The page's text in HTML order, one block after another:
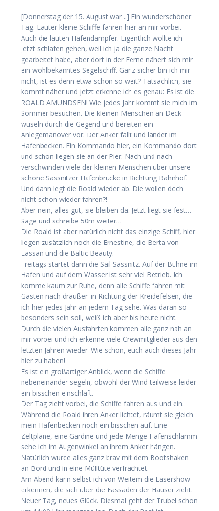
[Donnerstag der 15. August war ..] Ein wunderschöner
Tag. Lauter kleine Schiffe fahren hier an mir vorbei.
Auch die lauten Hafendampfer. Eigentlich wollte ich
jetzt schlafen gehen, weil ich ja die ganze Nacht
gearbeitet habe, aber dort in der Ferne nähert sich mir
ein wohlbekanntes Segelschiff. Ganz sicher bin ich mir
nicht, ist es denn etwa schon so weit? Tatsächlich, sie
kommt näher und jetzt erkenne ich es genau: Es ist die
ROALD AMUNDSEN! Wie jedes Jahr kommt sie mich im
Sommer besuchen. Die kleinen Menschen an Deck
wuseln durch die Gegend und bereiten ein
Anlegemanöver vor. Der Anker fällt und landet im
Hafenbecken. Ein Kommando hier, ein Kommando dort
und schon liegen sie an der Pier. Nach und nach
verschwinden viele der kleinen Menschen über unsere
schöne Sassnitzer Hafenbrücke in Richtung Bahnhof.
Und dann legt die Roald wieder ab. Die wollen doch
nicht schon wieder fahren?!
Aber nein, alles gut, sie bleiben da. Jetzt liegt sie fest…
Sage und schreibe 50m weiter…
Die Roald ist aber natürlich nicht das einzige Schiff, hier
liegen zusätzlich noch die Ernestine, die Berta von
Lassan und die Baltic Beauty.
Freitags startet dann die Sail Sassnitz. Auf der Bühne im
Hafen und auf dem Wasser ist sehr viel Betrieb. Ich
komme kaum zur Ruhe, denn alle Schiffe fahren mit
Gästen nach draußen in Richtung der Kreidefelsen, die
ich hier jedes Jahr an jedem Tag sehe. Was daran so
besonders sein soll, weiß ich aber bis heute nicht.
Durch die vielen Ausfahrten kommen alle ganz nah an
mir vorbei und ich erkenne viele Crewmitglieder aus den
letzten Jahren wieder. Wie schön, euch auch dieses Jahr
hier zu haben!
Es ist ein großartiger Anblick, wenn die Schiffe
nebeneinander segeln, obwohl der Wind teilweise leider
ein bisschen einschläft.
Der Tag zieht vorbei, die Schiffe fahren aus und ein.
Während die Roald ihren Anker lichtet, räumt sie gleich
mein Hafenbecken noch ein bisschen auf. Eine
Zeltplane, eine Gardine und jede Menge Hafenschlamm
sehe ich im Augenwinkel an ihrem Anker hängen.
Natürlich wurde alles ganz brav mit dem Bootshaken
an Bord und in eine Mülltüte verfrachtet.
Am Abend kann selbst ich von Weitem die Lasershow
erkennen, die sich über die Fassaden der Häuser zieht.
Neuer Tag, neues Glück. Diesmal geht der Trubel schon